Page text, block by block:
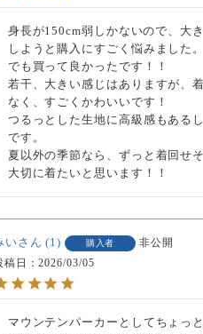
身長が150cm弱しかないので、大
しようと購入にすごく悩みました。
でも買って良かったです！！
若干、大きい感じはありますが、
なく、すごくかわいいです！
つるっとした生地に高級感もある
です。
夏以外の季節なら、ずっと着回せ
大切に着たいと思います！！
い 1 購入者
非公開
稿日
2026/03/05
マウンテンパーカーとしてちょっ